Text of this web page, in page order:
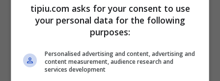
Lady Diana, Camilla 20220308-tipiu.com
Rovinafamiglie o primo amore?
tipiu.com asks for your consent to use
your personal data for the following
purposes:
Personalised advertising and content, advertising and
content measurement, audience research and
services development